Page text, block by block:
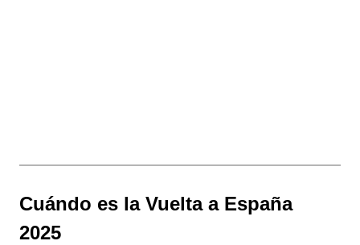
Cuándo es la Vuelta a España
2025